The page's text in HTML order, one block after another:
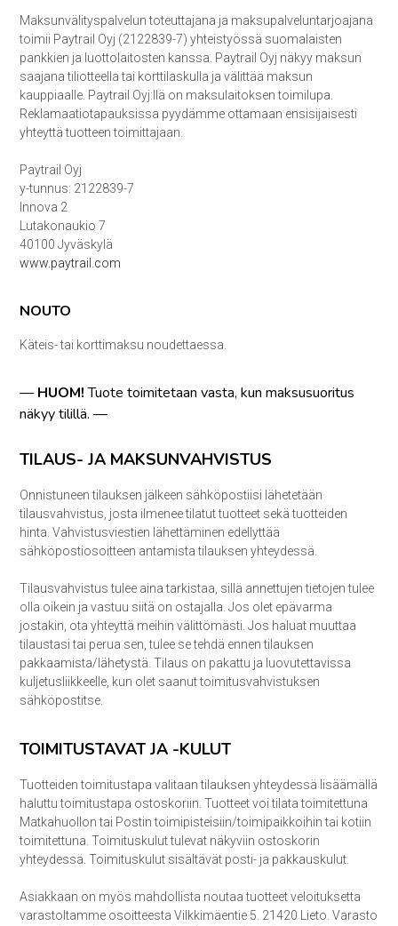
Maksunvälityspalvelun toteuttajana ja maksupalveluntarjoajana
toimii Paytrail Oyj (2122839-7) yhteistyössä suomalaisten
pankkien ja luottolaitosten kanssa. Paytrail Oyj näkyy maksun
saajana tiliotteella tai korttilaskulla ja välittää maksun
kauppiaalle. Paytrail Oyj:llä on maksulaitoksen toimilupa.
Reklamaatiotapauksissa pyydämme ottamaan ensisijaisesti
yhteyttä tuotteen toimittajaan.
Paytrail Oyj
y-tunnus: 2122839-7
Innova 2
Lutakonaukio 7
40100 Jyväskylä
www.paytrail.com
NOUTO
Käteis- tai korttimaksu noudettaessa.
— HUOM!Tuote toimitetaan vasta, kun maksusuoritus
näkyy tilillä. —
TILAUS- JA MAKSUNVAHVISTUS
Onnistuneen tilauksen jälkeen sähköpostiisi lähetetään
tilausvahvistus, josta ilmenee tilatut tuotteet sekä tuotteiden
hinta. Vahvistusviestien lähettäminen edellyttää
sähköpostiosoitteen antamista tilauksen yhteydessä.
Tilausvahvistus tulee aina tarkistaa, sillä annettujen tietojen tulee
olla oikein ja vastuu siitä on ostajalla. Jos olet epävarma
jostakin, ota yhteyttä meihin välittömästi. Jos haluat muuttaa
tilaustasi tai perua sen, tulee se tehdä ennen tilauksen
pakkaamista/lähetystä. Tilaus on pakattu ja luovutettavissa
kuljetusliikkeelle, kun olet saanut toimitusvahvistuksen
sähköpostitse.
TOIMITUSTAVAT JA -KULUT
Tuotteiden toimitustapa valitaan tilauksen yhteydessä lisäämällä
haluttu toimitustapa ostoskoriin. Tuotteet voi tilata toimitettuna
Matkahuollon tai Postin toimipisteisiin/toimipaikkoihin tai kotiin
toimitettuna. Toimituskulut tulevat näkyviin ostoskorin
yhteydessä. Toimituskulut sisältävät posti- ja pakkauskulut.
Asiakkaan on myös mahdollista noutaa tuotteet veloituksetta
varastoltamme osoitteesta Vilkkimäentie 5. 21420 Lieto. Varasto